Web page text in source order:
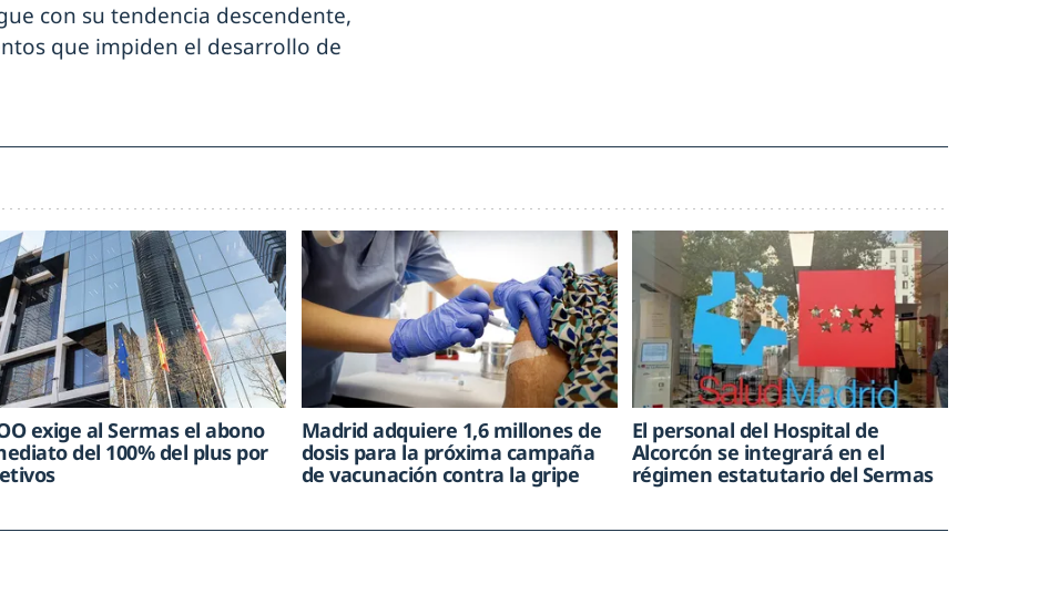
con su tendencia descendente,
que impiden el desarrollo de
exige al Sermas el abono
del 100% del plus por
Madrid adquiere 1,6 millones de
dosis para la próxima campaña
de vacunación contra la gripe
El personal del Hospital de
Alcorcón se integrará en el
régimen estatutario del Sermas